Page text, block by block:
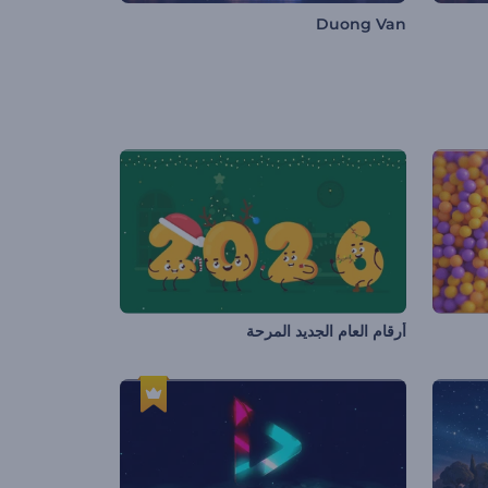
Duong Van
أرقام العام الجديد المرحة